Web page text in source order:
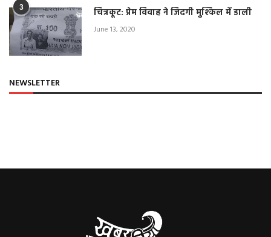
3 चित्रकूट: प्रेम विवाह ने जिंदगी मुश्किल में डाली
June 13, 2020
NEWSLETTER